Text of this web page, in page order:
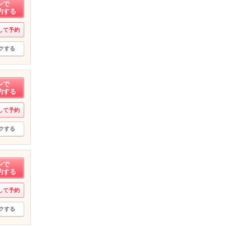
で
する
て予約
する
で
する
て予約
する
で
する
て予約
する